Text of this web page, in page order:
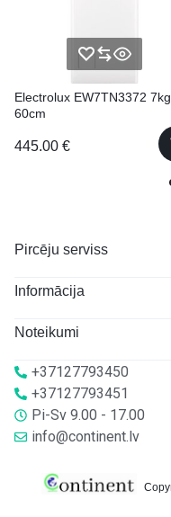
Electrolux EW7TN3372 7kg
60cm
445.00 €
Pircēju serviss
Informācija
Noteikumi
+37127793450
+37127793451
Pi-Sv 9.00 - 17.00
info@continent.lv